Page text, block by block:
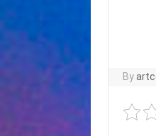
By